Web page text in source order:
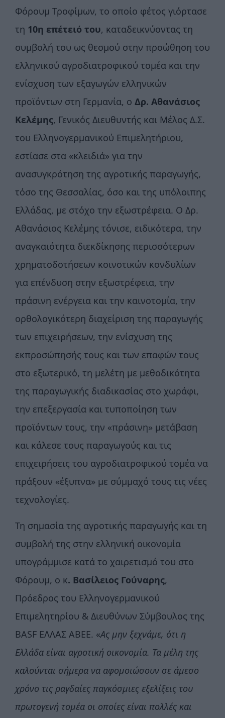
Φόρουμ Τροφίμων, το οποίο φέτος γιόρτασε
τη 10η επέτειό του, καταδεικνύοντας τη
συμβολή του ως θεσμού στην προώθηση του
ελληνικού αγροδιατροφικού τομέα και την
ενίσχυση των εξαγωγών ελληνικών
προϊόντων στη Γερμανία, ο Δρ. Αθανάσιος
Κελέμης, Γενικός Διευθυντής και Μέλος Δ.Σ.
του Ελληνογερμανικού Επιμελητήριου,
εστίασε στα «κλειδιά» για την
ανασυγκρότηση της αγροτικής παραγωγής,
τόσο της Θεσσαλίας, όσο και της υπόλοιπης
Ελλάδας, με στόχο την εξωστρέφεια. Ο Δρ.
Αθανάσιος Κελέμης τόνισε, ειδικότερα, την
αναγκαιότητα διεκδίκησης περισσότερων
χρηματοδοτήσεων κοινοτικών κονδυλίων
για επένδυση στην εξωστρέφεια, την
πράσινη ενέργεια και την καινοτομία, την
ορθολογικότερη διαχείριση της παραγωγής
των επιχειρήσεων, την ενίσχυση της
εκπροσώπησής τους και των επαφών τους
στο εξωτερικό, τη μελέτη με μεθοδικότητα
της παραγωγικής διαδικασίας στο χωράφι,
την επεξεργασία και τυποποίηση των
προϊόντων τους, την «πράσινη» μετάβαση
και κάλεσε τους παραγωγούς και τις
επιχειρήσεις του αγροδιατροφικού τομέα να
πράξουν «έξυπνα» με σύμμαχό τους τις νέες
τεχνολογίες.
Τη σημασία της αγροτικής παραγωγής και τη
συμβολή της στην ελληνική οικονομία
υπογράμμισε κατά το χαιρετισμό του στο
Φόρουμ, ο κ. Βασίλειος Γούναρης,
Πρόεδρος του Ελληνογερμανικού
Επιμελητηρίου & Διευθύνων Σύμβουλος της
BASF ΕΛΛΑΣ ΑΒΕΕ. «Ας μην ξεχνάμε, ότι η
Ελλάδα είναι αγροτική οικονομία. Τα μέλη της
καλούνται σήμερα να αφομοιώσουν σε άμεσο
χρόνο τις ραγδαίες παγκόσμιες εξελίξεις του
πρωτογενή τομέα οι οποίες είναι πολλές και